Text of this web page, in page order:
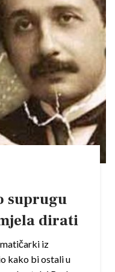
suprugu
dirati
iz
kako bi ostali u